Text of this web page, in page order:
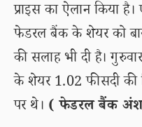
प्राइस का ऐलान किया
फेडरल बैंक के शेयर को
की सलाह भी दी है।
के शेयर 1.02 फीसदी
पर थे। ( फेडरल बैंक